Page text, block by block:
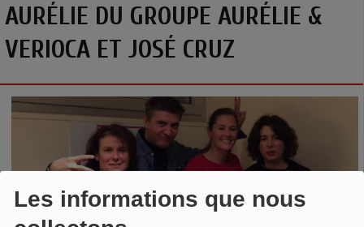
Les informations que nous
AURÉLIE DU GROUPE AURÉLIE &
VERIOCA ET JOSÉ CRUZ